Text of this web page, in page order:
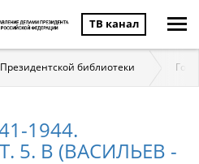
ТВ канал
библиотеки
1944.
5. В (ВАСИЛЬЕВ -